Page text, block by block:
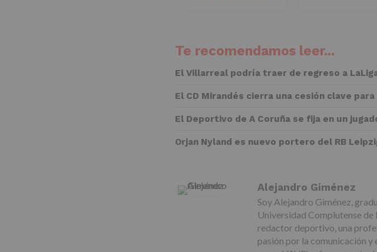
Te recomendamos leer...
El Villarreal podría traer de regreso a
El CD Mirandés cierra una cesión clave
El Deportivo de A Coruña se fija en un
Orjan Nyland es nuevo portero del RB
Alejandro Giménez
Soy Alejandro Giménez,
Universidad Complutense
redactor deportivo, una
pasión por la comunicación